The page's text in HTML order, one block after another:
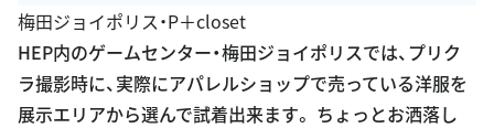
梅田ジョイポリス・P＋closet
HEP内のゲームセンター・梅田ジョイポリスでは、プリク
ラ撮影時に、実際にアパレルショップで売っている洋服を
展示エリアから選んで試着出来ます。 ちょっとお洒落し